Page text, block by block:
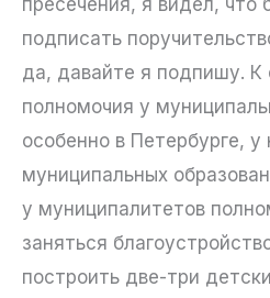
подписать
да, давайте я подпишу.
полномочия у
особенно в Петербурге, у
муниципальных
у муниципалитетов
заняться
построить две-три